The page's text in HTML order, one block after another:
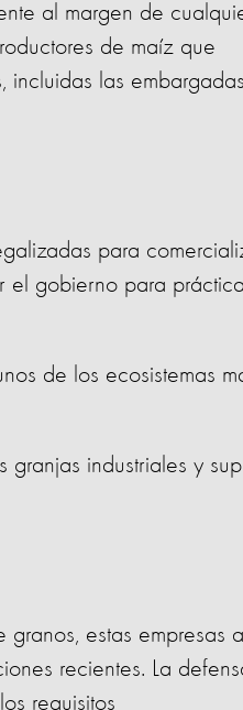
al margen de
de maíz que
incluidas las
para
el gobierno para
de los ecosistemas
granjas industriales y
estas empresas
recientes. La
requisitos